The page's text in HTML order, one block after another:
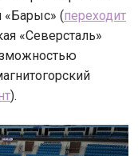
«Барыс» (переходит
«Северсталь»
).